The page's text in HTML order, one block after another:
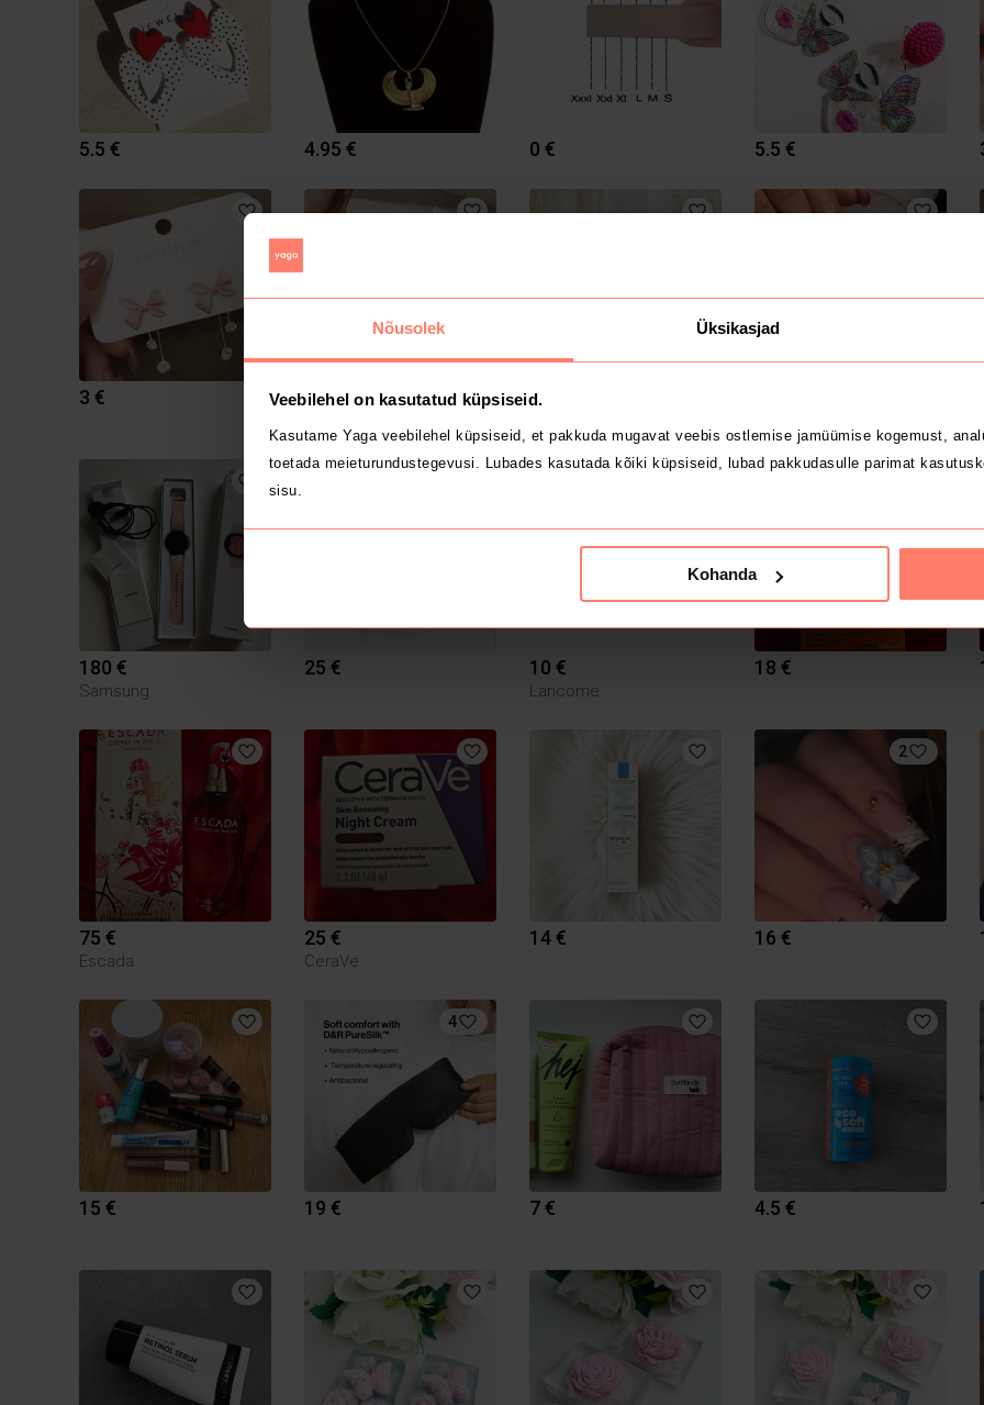
Nõusolek Üksikasjad
Veebilehel on kasutatud küpsiseid.
Kasutame Yaga veebilehel küpsiseid, et pakkuda mugavat veebis ostlemise jamüümise kogemust,
toetada meieturundustegevusi. Lubades kasutada kõiki küpsiseid, lubad pakkudasulle parimat
sisu.
Kohanda
5.5 € 4.95 € 0 € 5.5 €
3 € 5.9 € 7.65 €
180 €
Samsung
25 € 10 €
Lancome
18 €
75 €
Escada
25 €
CeraVe
14 €
2
16 €
15 €
4
19 € 7 € 4.5 €